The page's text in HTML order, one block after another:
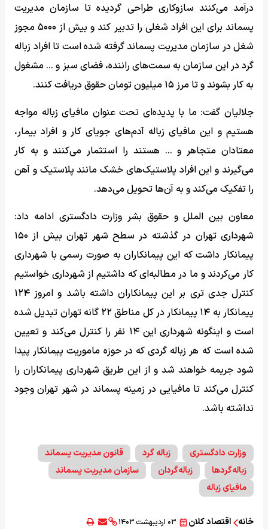
درآمد می‌کنند سازوکاری طراحی گردیده تا سازمان مدیریت
پسماند برای این افراد شغلی را تدبیر کند و بیش از ۵۰۰۰ مجوز
شغل در سازمان مدیریت پسماند گرفته شده است تا افراد زباله
گرد در این سازمان به سمت‌های راننده، فضای سبز و ... مشغول
به کار بشوند و تا مرز ۱۵ میلیون تومان حقوق دریافت کنند.
جلالیان گفت: ما با پدیده‌ای تحت عنوان مافیای زباله مواجه
هستیم و این مافیای زباله آدم‌های جویای کار و افراد بیمار،
معتادان متجاهر و ... هستند را استثمار می‌کنند و به کار
می‌گیرند و این افراد پلاستیک‌های خشک مانند پلاستیک و آهن
را تفکیک می‌کند و به آن‌ها تحویل می‌دهد.
معاون بین الملل و حقوق بشر وزارت دادگستری ادامه داد:
شهرداری تهران در گذشته در سطح شهر تهران بیش از ۱۵۰
پیمانکار داشت که این پیمانکاران به صورت رسمی با شهرداری
کار می‌کردند و ما در مطالبه‌ای که داشتیم از شهرداری خواستیم
کنترل جدی تری بر این پیمانکاران داشته باشد و امروز ۱۲۴
پیمانکار به ۱۴ پیمانکار در کل مناطق ۲۲ گانه تهران تبدیل شده
است و اینگونه شهرداری این ۱۴ نفر را کنترل می‌کند و تعیین
شده است که هر زباله گردی که در حوزه ماموریت پیمانکار پیدا
شود جریمه خواهند شد و از این طریق شهرداری پیمانکاران را
کنترل می‌کند تا مافیایی در زمینه پسماند در شهر تهران وجود
نداشته باشد.
وزارت دادگستری زباله گرد
قانون مدیریت پسماند
زباله‌گردها
زباله‌گردان
سازمان مدیریت پسماند
مافیای زباله
خانه اقتصاد کلان ۰۳ اردیبهشت ۱۴۰۳